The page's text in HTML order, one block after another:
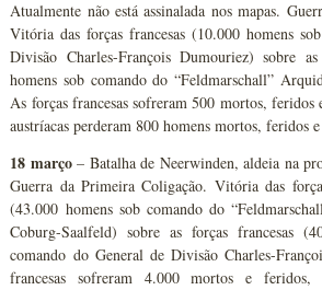
Atualmente não está assinalada nos mapas.
Vitória das forças francesas (10.000 homens
Divisão Charles-François Dumouriez) sobre
homens sob comando do “Feldmarschall”
As forças francesas sofreram 500 mortos, feridos
austríacas perderam 800 homens mortos, feridos e
18 março– Batalha de Neerwinden, aldeia na
Guerra da Primeira Coligação. Vitória das
(43.000 homens sob comando do
Coburg-Saalfeld) sobre as forças francesas
comando do General de Divisão Charles-
francesas sofreram 4.000 mortos e feridos,